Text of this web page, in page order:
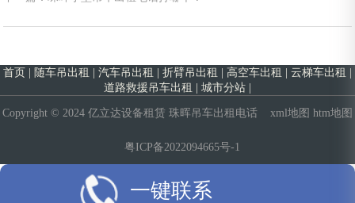
首页 | 随车吊出租 | 汽车吊出租 | 折臂吊出租 | 高空车出租 | 云梯车出租 |
道路救援吊车出租 | 城市分站 |
Copyright © 2024 亿立达设备租赁 珠晖吊车出租电话 xml地图 htm地图
粤ICP备2022094665号-1
一键联系